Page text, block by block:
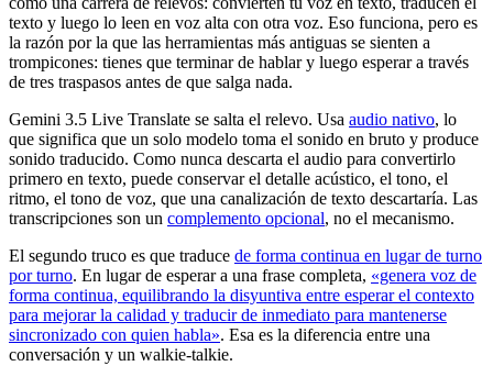
texto y luego lo leen en voz alta con otra voz. Eso funciona, pero es
la razón por la que las herramientas más antiguas se sienten a
trompicones: tienes que terminar de hablar y luego esperar a través
de tres traspasos antes de que salga nada.
Gemini 3.5 Live Translate se salta el relevo. Usa audio nativo, lo
que significa que un solo modelo toma el sonido en bruto y produce
sonido traducido. Como nunca descarta el audio para convertirlo
primero en texto, puede conservar el detalle acústico, el tono, el
ritmo, el tono de voz, que una canalización de texto descartaría. Las
transcripciones son un complemento opcional, no el mecanismo.
El segundo truco es que traduce de forma continua en lugar de turno
por turno. En lugar de esperar a una frase completa, «genera voz de
forma continua, equilibrando la disyuntiva entre esperar el contexto
para mejorar la calidad y traducir de inmediato para mantenerse
sincronizado con quien habla». Esa es la diferencia entre una
conversación y un walkie-talkie.